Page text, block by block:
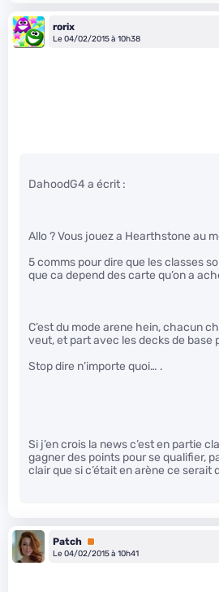
rorix
Le 04/02/2015 à 10h38
DahoodG4 a écrit :
Allo ? Vous jouez a Hearthstone au
5 comms pour dire que les classes
que ca depend des carte qu’on a
C’est du mode arene hein, chacun
veut, et part avec les decks de base
Stop dire n’importe quoi… .
Si j’en crois la news c’est en partie
gagner des points pour se qualifier,
clair que si c’était en arène ce serait
Patch Premium
Le 04/02/2015 à 10h41